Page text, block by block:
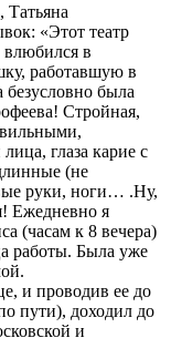
Татьяна
«Этот театр
в
работавшую в
была
Стройная,
глаза карие с
(не
руки, ноги… .Ну,
Ежедневно я
(часам к 8 вечера)
работы. Была уже
и проводив ее до
пути), доходил до
и